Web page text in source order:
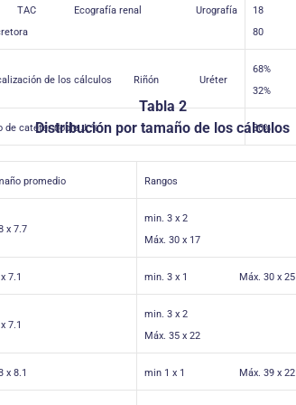
TAC Ecografía renal
Urografía
18
80
de los cálculos Riñón Uréter
68%
32%
de catéter doble J, % 30%
Tabla 2
Distribución por tamaño de los cálculos
promedio Rangos
x 7.7
min. 3 x 2
Máx. 30 x 17
7.1 min. 3 x 1 Máx. 30 x 25
7.1
min. 3 x 2
Máx. 35 x 22
x 8.1 min 1 x 1 Máx. 39 x 22